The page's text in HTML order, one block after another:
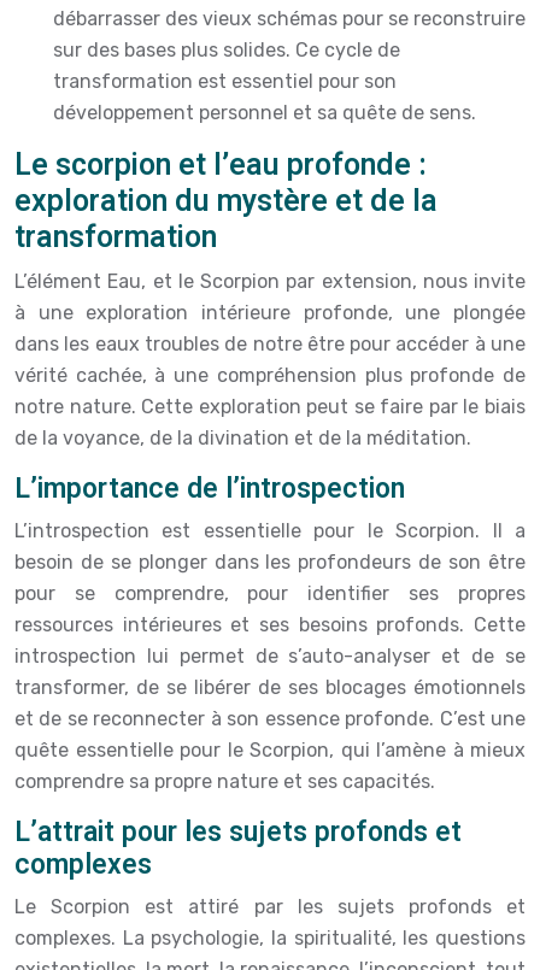
débarrasser des vieux schémas pour se reconstruire
sur des bases plus solides. Ce cycle de
transformation est essentiel pour son
développement personnel et sa quête de sens.
Le scorpion et l’eau profonde :
exploration du mystère et de la
transformation
L’élément Eau, et le Scorpion par extension, nous invite
à une exploration intérieure profonde, une plongée
dans les eaux troubles de notre être pour accéder à une
vérité cachée, à une compréhension plus profonde de
notre nature. Cette exploration peut se faire par le biais
de la voyance, de la divination et de la méditation.
L’importance de l’introspection
L’introspection est essentielle pour le Scorpion. Il a
besoin de se plonger dans les profondeurs de son être
pour se comprendre, pour identifier ses propres
ressources intérieures et ses besoins profonds. Cette
introspection lui permet de s’auto-analyser et de se
transformer, de se libérer de ses blocages émotionnels
et de se reconnecter à son essence profonde. C’est une
quête essentielle pour le Scorpion, qui l’amène à mieux
comprendre sa propre nature et ses capacités.
L’attrait pour les sujets profonds et
complexes
Le Scorpion est attiré par les sujets profonds et
complexes. La psychologie, la spiritualité, les questions